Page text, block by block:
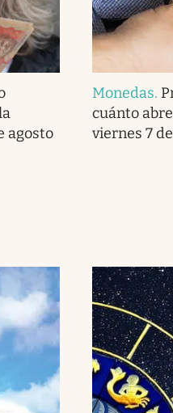
agosto
Monedas.
cuánto
viernes 7